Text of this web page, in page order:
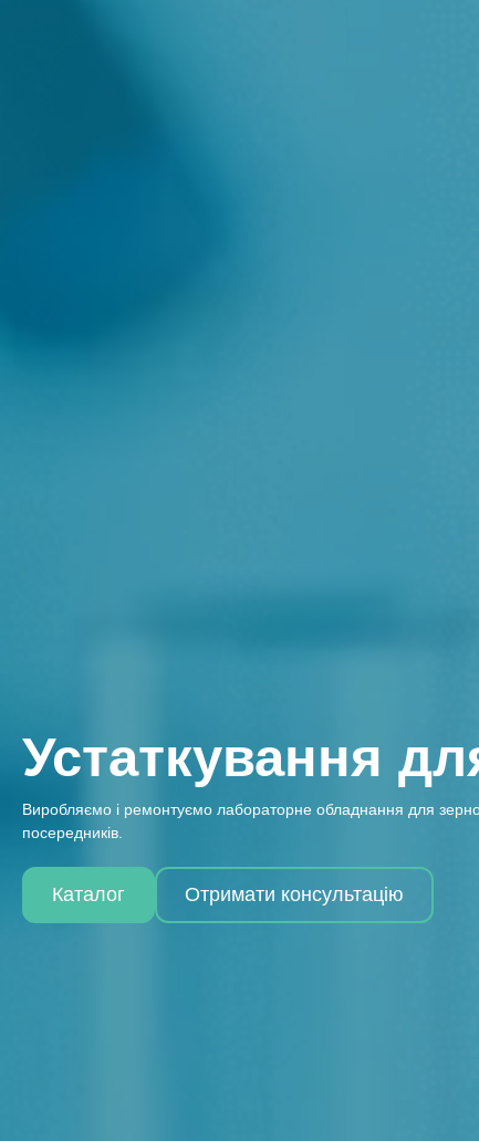
Устаткування
Виробляємо і ремонтуємо лабораторне обладнання для
посередників.
Каталог Отримати консультацію